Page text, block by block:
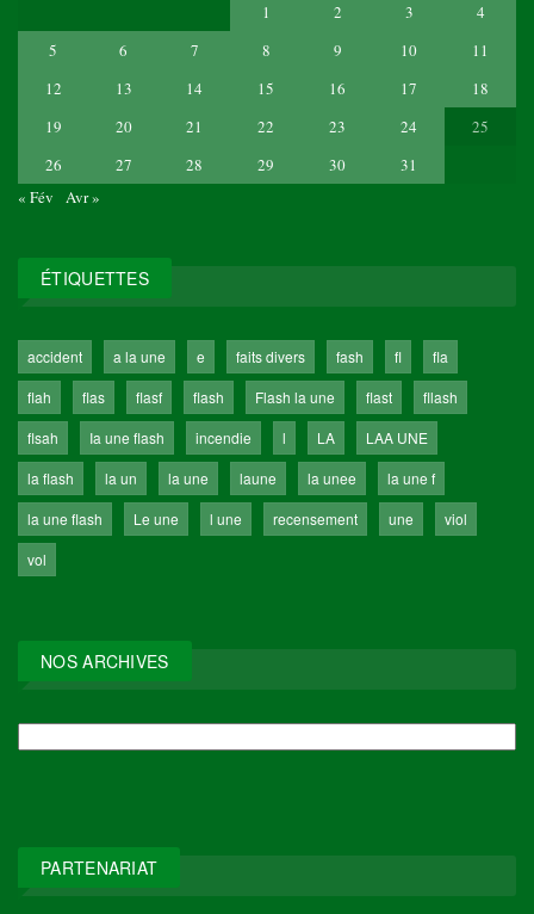
1 2 3
4
5
6 7 8 9 10
11
12
13 14 15 16 17
18
19
20 21 22 23 24
25
26
27 28 29 30
31
« Fév
Avr »
ÉTIQUETTES
accident a la une e faits divers fash fl
fla
flah
flas flasf flash Flash la une flast
fllash
flsah
Ia une flash incendie l LA
LAA UNE
la flash
la un la une laune la unee
la une f
la une flash
Le une l une recensement une
viol
vol
NOS ARCHIVES
PARTENARIAT